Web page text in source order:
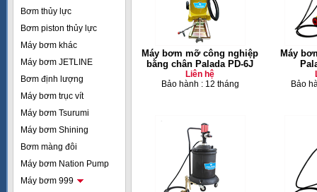
Bơm thủy lực
Bơm piston thủy lực
Máy bơm khác
Máy bơm JETLINE
Bơm định lượng
Máy bơm trục vít
Máy bơm Tsurumi
Máy bơm Shining
Bơm màng đôi
Máy bơm Nation Pump
Máy bơm 999
Máy bơm mỡ công nghiệp
bằng chân Palada PD-6J
Liên hệ
Bảo hành : 12 tháng
Máy
Bảo